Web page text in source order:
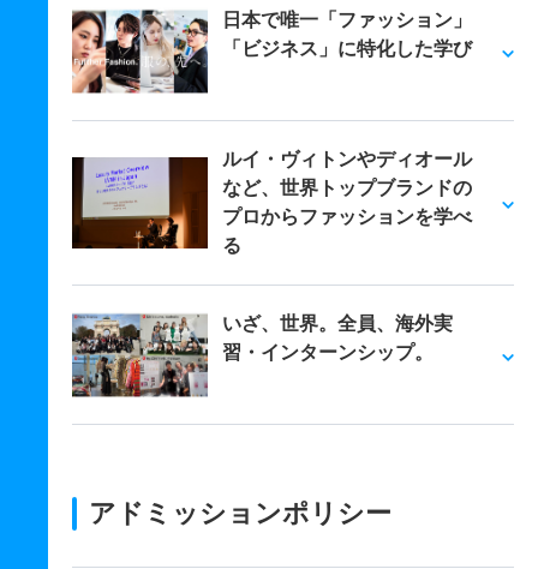
日本で唯一「ファッション」
「ビジネス」に特化した学び
ルイ・ヴィトンやディオール
など、世界トップブランドの
プロからファッションを学べ
る
いざ、世界。全員、海外実
習・インターンシップ。
アドミッションポリシー